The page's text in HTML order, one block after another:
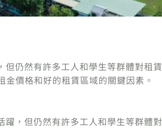
仍然有許多工人和學生等群體對租
價格和好的租賃區域的關鍵因素。
，但仍然有許多工人和學生等群體